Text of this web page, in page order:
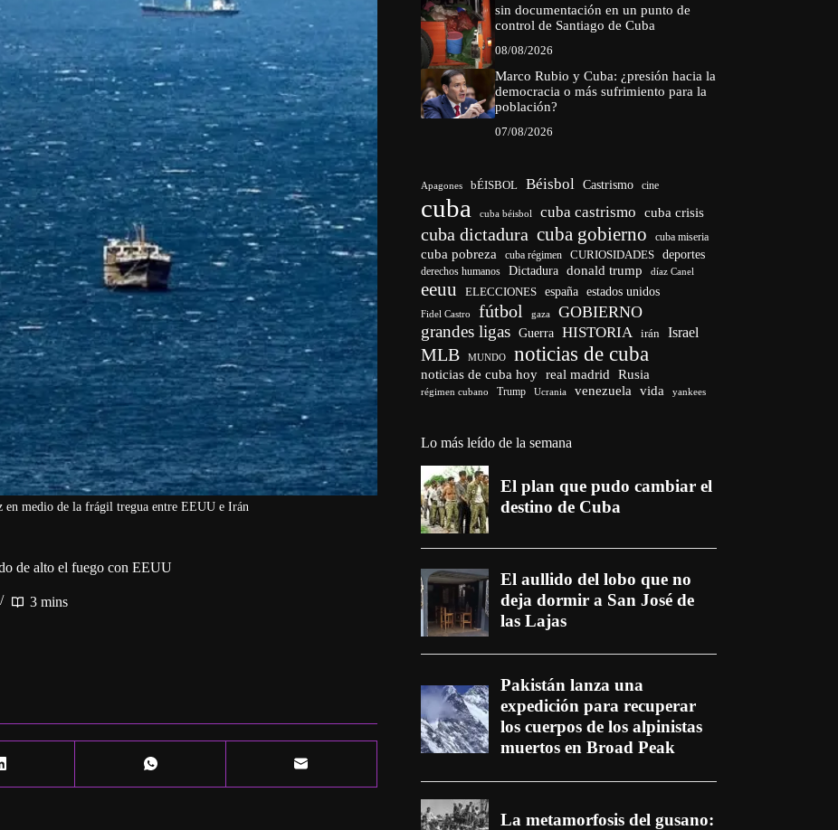
en medio de la frágil tregua entre EEUU e Irán
de alto el fuego con EEUU
3 mins
sin documentación en un punto de
control de Santiago de Cuba
08/08/2026
Marco Rubio y Cuba: ¿presión hacia la
democracia o más sufrimiento para la
población?
07/08/2026
Apagones bÉISBOL Béisbol Castrismo cine
cuba cuba béisbol cuba castrismo cuba crisis
cuba dictadura cuba gobierno cuba miseria
cuba pobreza cuba régimen CURIOSIDADES deportes
derechos humanos Dictadura donald trump díaz Canel
eeuu ELECCIONES españa estados unidos
Fidel Castro fútbol gaza GOBIERNO
grandes ligas Guerra HISTORIA irán Israel
MLB MUNDO noticias de cuba
noticias de cuba hoy real madrid Rusia
régimen cubano Trump Ucrania venezuela vida yankees
Lo más leído de la semana